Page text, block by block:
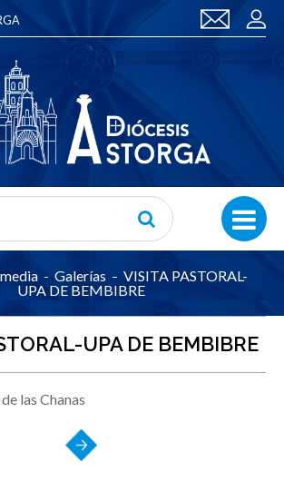
Galerías
VISITA PASTORAL-
UPA DE BEMBIBRE
UPA DE BEMBIBRE
las Chanas